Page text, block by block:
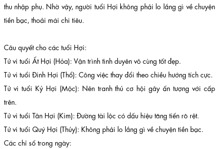
thu nhập phụ. Nhờ vậy, người tuổi Hợi không phải lo lắng gì về chuyện
tiền bạc, thoải mái chi tiêu.
Câu quyết cho các tuổi Hợi:
Tử vi tuổi Ất Hợi (Hỏa): Vận trình tình duyên vô cùng tốt đẹp.
Tử vi tuổi Đinh Hợi (Thổ): Công việc thay đổi theo chiều hướng tích cực.
Tử vi tuổi Kỷ Hợi (Mộc): Nên tranh thủ cơ hội gây ấn tượng với cấp
trên.
Tử vi tuổi Tân Hợi (Kim): Đường tài lộc có dấu hiệu tăng tiến rõ rệt.
Tử vi tuổi Quý Hợi (Thủy): Không phải lo lắng gì về chuyện tiền bạc.
Các chỉ số trong ngày: